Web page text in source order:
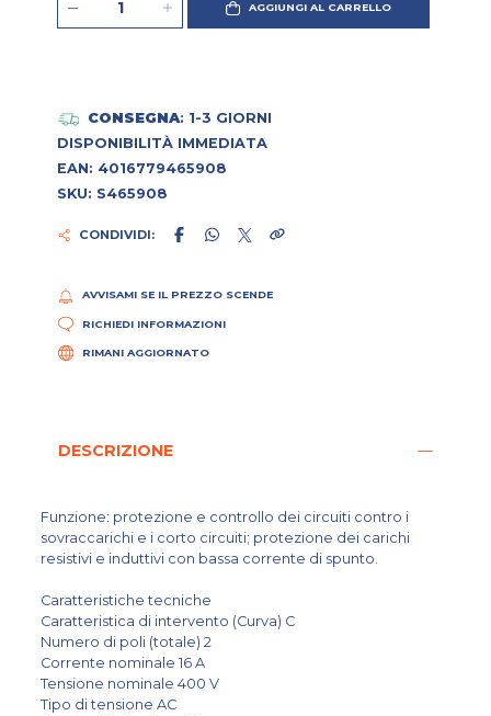
AGGIUNGI AL CARRELLO
CONSEGNA: 1-3 GIORNI
DISPONIBILITÀ IMMEDIATA
EAN: 4016779465908
SKU: S465908
CONDIVIDI:
AVVISAMI SE IL PREZZO SCENDE
RICHIEDI INFORMAZIONI
RIMANI AGGIORNATO
DESCRIZIONE
Funzione: protezione e controllo dei circuiti contro i
sovraccarichi e i corto circuiti; protezione dei carichi
resistivi e induttivi con bassa corrente di spunto.
Caratteristiche tecniche
Caratteristica di intervento (Curva) C
Numero di poli (totale) 2
Corrente nominale 16 A
Tensione nominale 400 V
Tipo di tensione AC